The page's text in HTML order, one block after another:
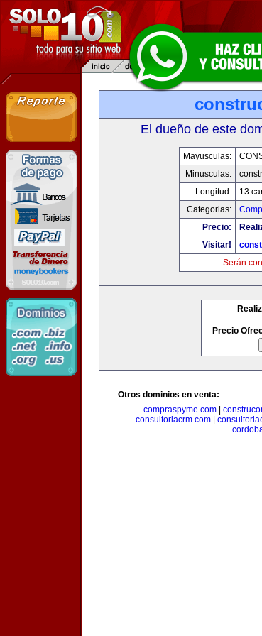
El dueño de este
Mayusculas:
Minusculas:
Longitud:
13
Categorias:
Precio:
Visitar!
Serán
Precio
Otros dominios en venta:
compraspyme.com
consultoriacrm.com|